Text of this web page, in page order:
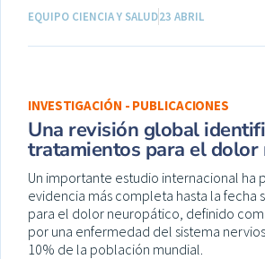
EQUIPO CIENCIA Y SALUD23 ABRIL
INVESTIGACIÓN - PUBLICACIONES
Una revisión global
tratamientos para el dolor
Un importante estudio internacional ha
evidencia más completa hasta la fecha
para el dolor neuropático, definido
por una enfermedad del sistema
10% de la población mundial.